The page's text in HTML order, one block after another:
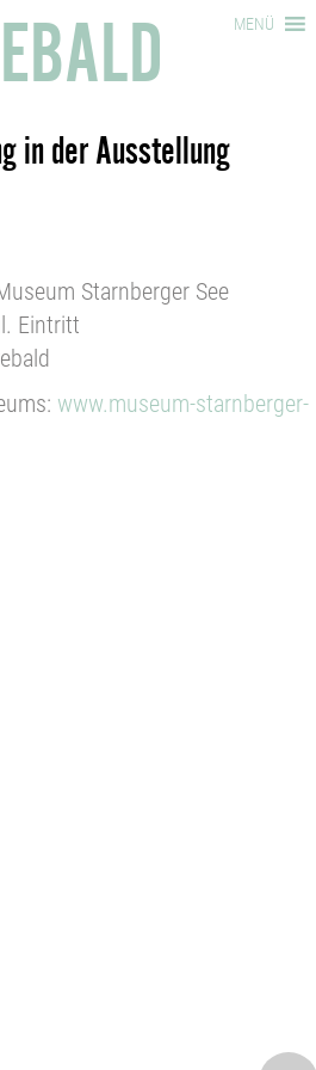
MENÜ
in der Ausstellung
Starnberger See
Eintritt
www.museum-starnberger-